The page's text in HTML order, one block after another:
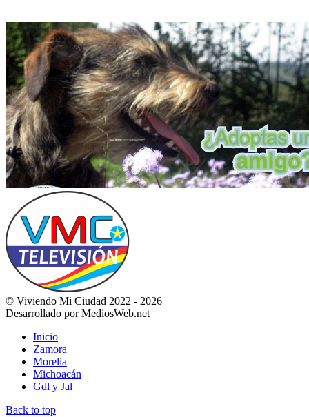
© Viviendo Mi Ciudad 2022 - 2026
Desarrollado por MediosWeb.net
Inicio
Zamora
Morelia
Michoacán
Gdl y Jal
Back to top